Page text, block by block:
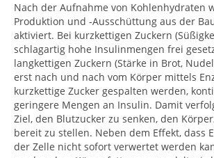
Nach der Aufnahme von Kohlenhydraten
Produktion und -Ausschüttung aus der
aktiviert. Bei kurzkettigen Zuckern
schlagartig hohe Insulinmengen frei
langkettigen Zuckern (Stärke in Brot,
erst nach und nach vom Körper mittels
kurzkettige Zucker gespalten werden,
geringere Mengen an Insulin. Damit
Ziel, den Blutzucker zu senken, den
bereit zu stellen. Neben dem Effekt, dass
der Zelle nicht sofort verwertet werden